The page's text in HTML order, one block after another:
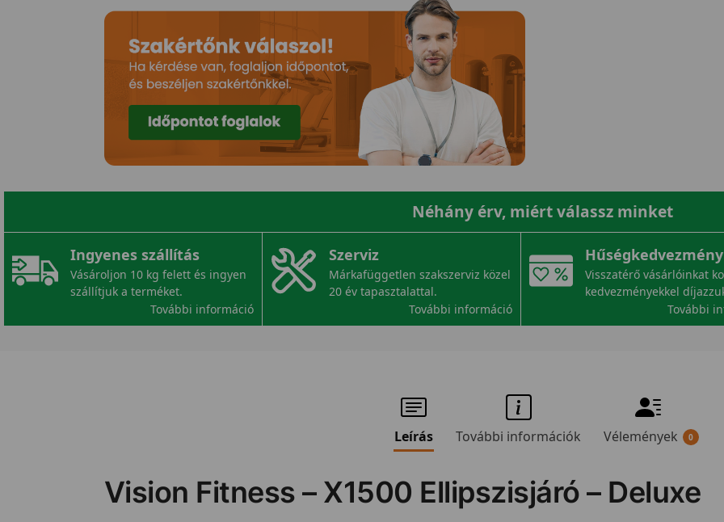
Néhány érv, miért válassz minket
Ingyenes szállítás
Vásároljon 10 kg felett és ingyen
szállítjuk a terméket.
További információ
Szerviz
Márkafüggetlen szakszerviz közel
20 év tapasztalattal.
További információ
Hűségkedvezmény
Visszatérő vásárlóinkat
kedvezményekkel
További
Leírás További információk Vélemények 0
Vision Fitness – X1500 Ellipszisjáró – Deluxe